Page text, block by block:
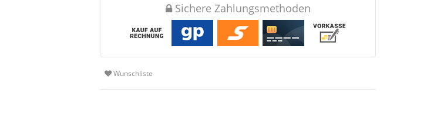
Sichere Zahlungsmethoden
Wunschliste